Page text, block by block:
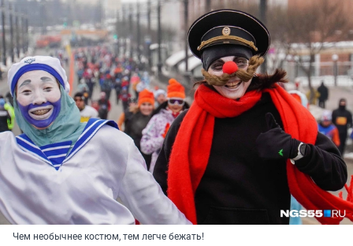
Чем необычнее костюм, тем легче бежать!